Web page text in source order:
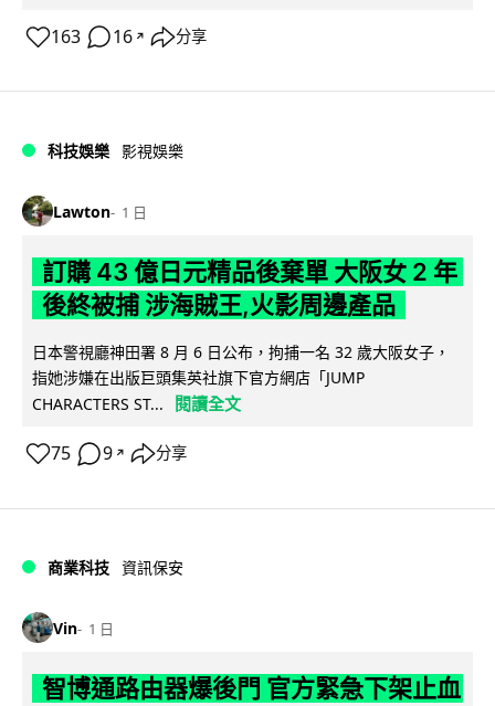
163 16 ↗ 分享
科技娛樂 影視娛樂
Lawton 1 日
訂購 43 億日元精品後棄單 大阪女 2 年
後終被捕 涉海賊王,火影周邊產品
日本警視廳神田署 8 月 6 日公布，拘捕一名 32 歲大阪女子，
指她涉嫌在出版巨頭集英社旗下官方網店「JUMP
CHARACTERS ST...
閱讀全文
75 9 ↗ 分享
商業科技 資訊保安
Vin 1 日
智博通路由器爆後門 官方緊急下架止血